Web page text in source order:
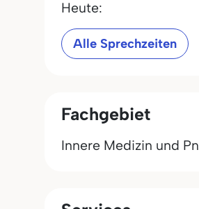
Heute:
Alle Sprechzeiten
Fachgebiet
Innere Medizin und